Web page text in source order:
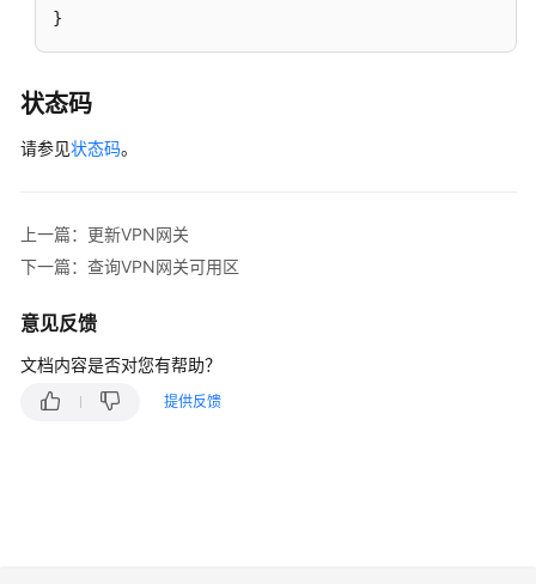
多
文
户
（阿
布
比
域）
}
状态码
请参见状态码。
上一篇：更新VPN网关
下一篇：查询VPN网关可用区
意见反馈
文档内容是否对您有帮助？
提供反馈